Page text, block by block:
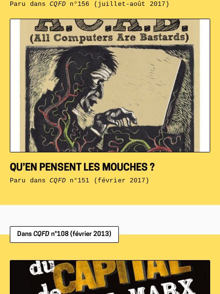
QU’EN PENSENT LES MOUCHES ?
Paru dansCQFDn°151 (février 2017)
Paru dansCQFDn°156 (juillet-août 2017)
Dans CQFD n°108 (février 2013)